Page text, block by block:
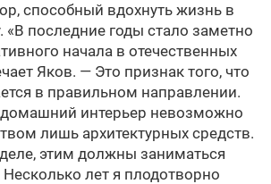
способный вдохнуть жизнь в
«В последние годы стало заметно
начала в отечественных
Яков. — Это признак того, что
в правильном направлении.
интерьер невозможно
лишь архитектурных средств.
этим должны заниматься
лет я плодотворно